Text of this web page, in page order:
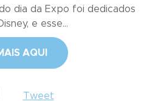
dia da Expo foi dedicados
e esse...
AQUI
Tweet